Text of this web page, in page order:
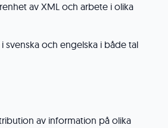
av XML och arbete i olika
svenska och engelska i både tal
av information på olika